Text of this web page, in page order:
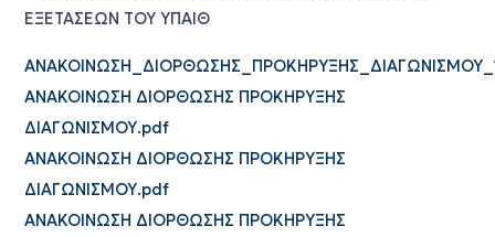
ΕΞΕΤΑΣΕΩΝ ΤΟΥ ΥΠΑΙΘ
ΑΝΑΚΟΙΝΩΣΗ ΔΙΟΡΘΩΣΗΣ ΠΡΟΚΗΡΥΞΗΣ
ΔΙΑΓΩΝΙΣΜΟΥ.pdf
ΑΝΑΚΟΙΝΩΣΗ ΔΙΟΡΘΩΣΗΣ ΠΡΟΚΗΡΥΞΗΣ
ΔΙΑΓΩΝΙΣΜΟΥ.pdf
ΑΝΑΚΟΙΝΩΣΗ ΔΙΟΡΘΩΣΗΣ ΠΡΟΚΗΡΥΞΗΣ